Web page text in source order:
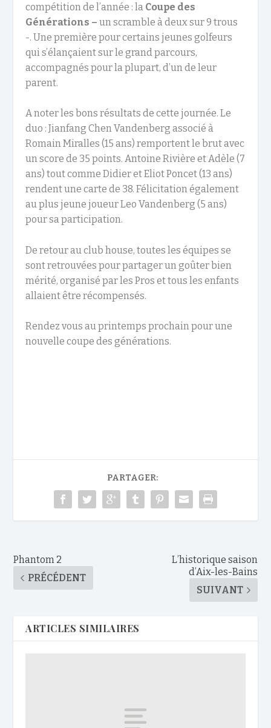
compétition de l’année : la Coupe des
Générations – un scramble à deux sur 9 trous
-. Une première pour certains jeunes golfeurs
qui s’élançaient sur le grand parcours,
accompagnés pour la plupart, d’un de leur
parent.
A noter les bons résultats de cette journée. Le
duo : Jianfang Chen Vandenberg associé à
Romain Miralles (15 ans) remportent le brut avec
un score de 35 points. Antoine Rivière et Adèle (7
ans) tout comme Didier et Eliot Poncet (13 ans)
rendent une carte de 38. Félicitation également
au plus jeune joueur Leo Vandenberg (5 ans)
pour sa participation.
De retour au club house, toutes les équipes se
sont retrouvées pour partager un goûter bien
mérité, organisé par les Pros et tous les enfants
allaient être récompensés.
Rendez vous au printemps prochain pour une
nouvelle coupe des générations.
PARTAGER:
Phantom 2
PRÉCÉDENT
L’historique saison
d’Aix-les-Bains
SUIVANT
ARTICLES SIMILAIRES